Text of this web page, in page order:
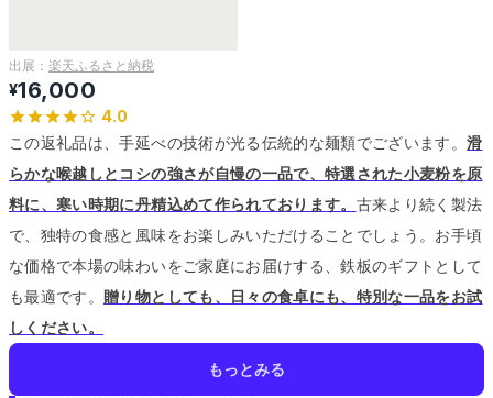
出展： 楽天ふるさと納税
¥16,000
4.0
この返礼品は、手延べの技術が光る伝統的な麺類でございます。滑
らかな喉越しとコシの強さが自慢の一品で、特選された小麦粉を原
料に、寒い時期に丹精込めて作られております。 古来より続く製法
で、独特の食感と風味をお楽しみいただけることでしょう。 お手頃
な価格で本場の味わいをご家庭にお届けする、鉄板のギフトとして
も最適です。 贈り物としても、日々の食卓にも、特別な一品をお試
しください。
もっとみる